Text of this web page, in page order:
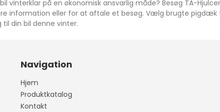
vinterklar på en økonomisk ansvarlig måde? Besøg TA-
information eller for at aftale et besøg. Vælg brugte pigdæk
til din bil denne vinter.
Navigation
Hjem
Produktkatalog
Kontakt